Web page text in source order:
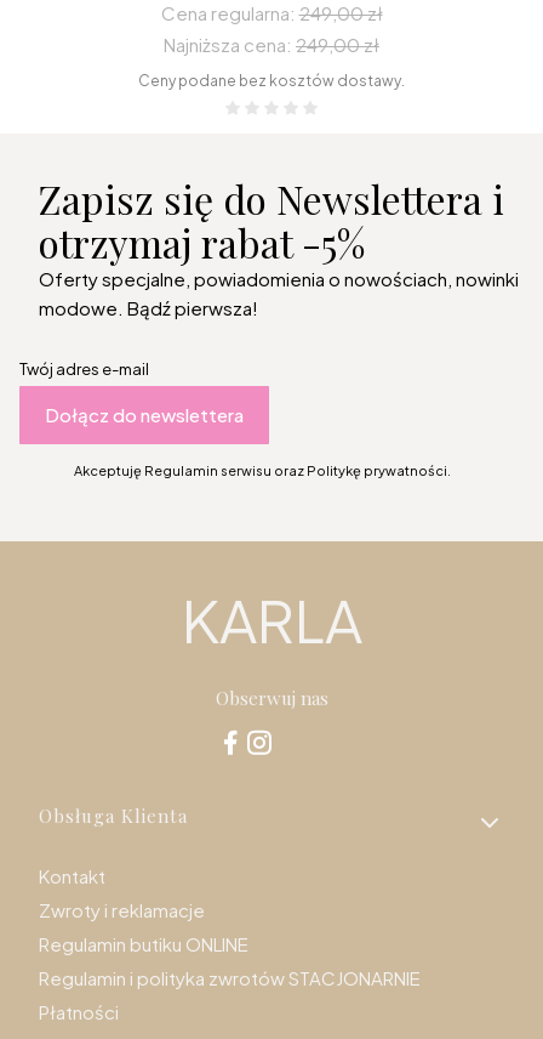
Cena regularna: 249,00 zł
Najniższa cena: 249,00 zł
Ceny podane bez kosztów dostawy.
Zapisz się do Newslettera i
otrzymaj rabat -5%
Oferty specjalne, powiadomienia o nowościach, nowinki
modowe. Bądź pierwsza!
Twój adres e-mail
Dołącz do newslettera
Akceptuję Regulamin serwisu oraz Politykę prywatności.
KARLA
Obserwuj nas
Linki w stopce
Obsługa Klienta
Kontakt
Zwroty i reklamacje
Regulamin butiku ONLINE
Regulamin i polityka zwrotów STACJONARNIE
Płatności